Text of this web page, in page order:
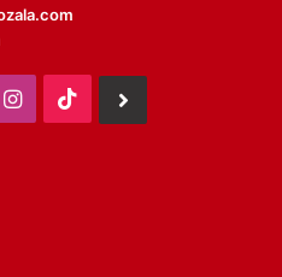
Instagram
TikTok